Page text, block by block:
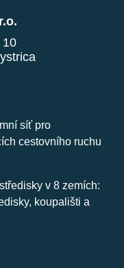
10
síť pro
cestovního ruchu
v 8 zemích:
koupališti a